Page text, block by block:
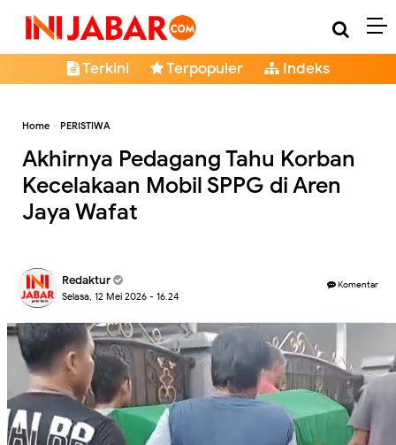
Terkini Terpopuler Indeks
Home » PERISTIWA
Akhirnya Pedagang Tahu Korban
Kecelakaan Mobil SPPG di Aren
Jaya Wafat
Redaktur
Selasa, 12 Mei 2026 - 16.24
Komentar